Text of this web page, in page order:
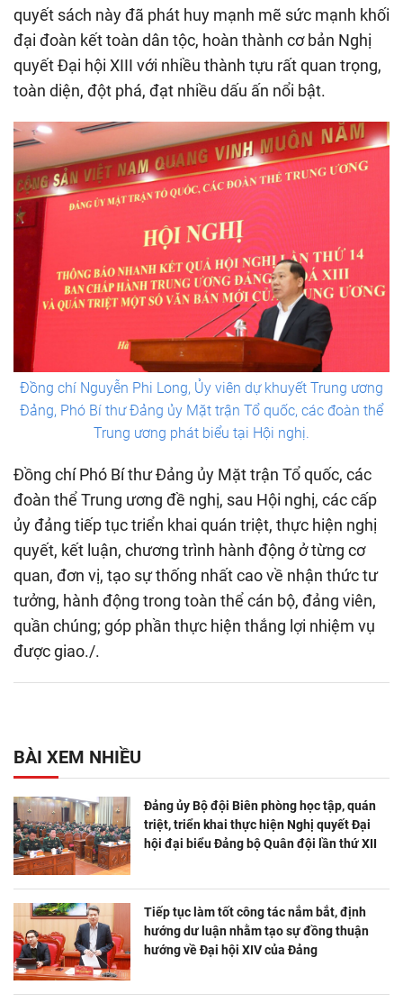
quyết sách này đã phát huy mạnh mẽ sức mạnh khối
đại đoàn kết toàn dân tộc, hoàn thành cơ bản Nghị
quyết Đại hội XIII với nhiều thành tựu rất quan trọng,
toàn diện, đột phá, đạt nhiều dấu ấn nổi bật.
Đồng chí Nguyễn Phi Long, Ủy viên dự khuyết Trung ương
Đảng, Phó Bí thư Đảng ủy Mặt trận Tổ quốc, các đoàn thể
Trung ương phát biểu tại Hội nghị.
Đồng chí Phó Bí thư Đảng ủy Mặt trận Tổ quốc, các
đoàn thể Trung ương đề nghị, sau Hội nghị, các cấp
ủy đảng tiếp tục triển khai quán triệt, thực hiện nghị
quyết, kết luận, chương trình hành động ở từng cơ
quan, đơn vị, tạo sự thống nhất cao về nhận thức tư
tưởng, hành động trong toàn thể cán bộ, đảng viên,
quần chúng; góp phần thực hiện thắng lợi nhiệm vụ
được giao./.
BÀI XEM NHIỀU
Đảng ủy Bộ đội Biên phòng học tập, quán
triệt, triển khai thực hiện Nghị quyết Đại
hội đại biểu Đảng bộ Quân đội lần thứ XII
Tiếp tục làm tốt công tác nắm bắt, định
hướng dư luận nhằm tạo sự đồng thuận
hướng về Đại hội XIV của Đảng